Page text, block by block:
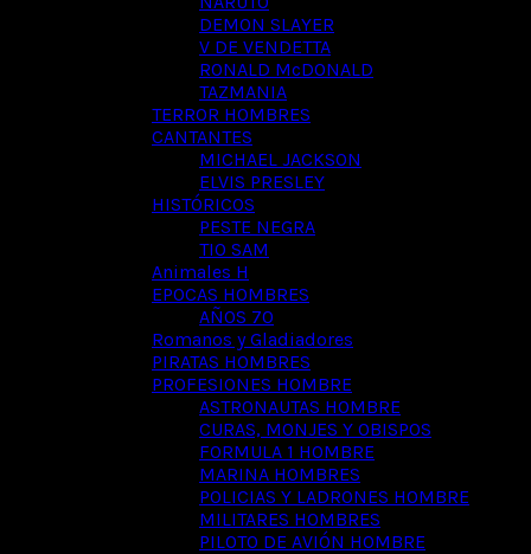
DEMON SLAYER
V DE VENDETTA
RONALD McDONALD
TAZMANIA
TERROR HOMBRES
CANTANTES
MICHAEL JACKSON
ELVIS PRESLEY
HISTÓRICOS
PESTE NEGRA
TIO SAM
Animales H
EPOCAS HOMBRES
AÑOS 70
Romanos y Gladiadores
PIRATAS HOMBRES
PROFESIONES HOMBRE
ASTRONAUTAS HOMBRE
CURAS, MONJES Y OBISPOS
FORMULA 1 HOMBRE
MARINA HOMBRES
POLICIAS Y LADRONES HOMBRE
MILITARES HOMBRES
PILOTO DE AVIÓN HOMBRE